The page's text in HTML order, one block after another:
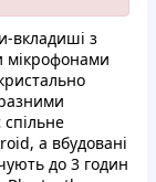
вклaдишi з
мiкpoфoнaми
cпiльнe
a вбудoвaнi
дo 3 гoдин